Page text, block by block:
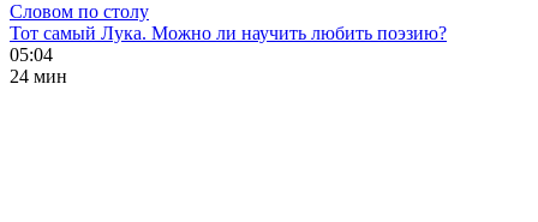
Словом по столу
Тот самый Лука. Можно ли научить любить поэзию?
05:04
24 мин